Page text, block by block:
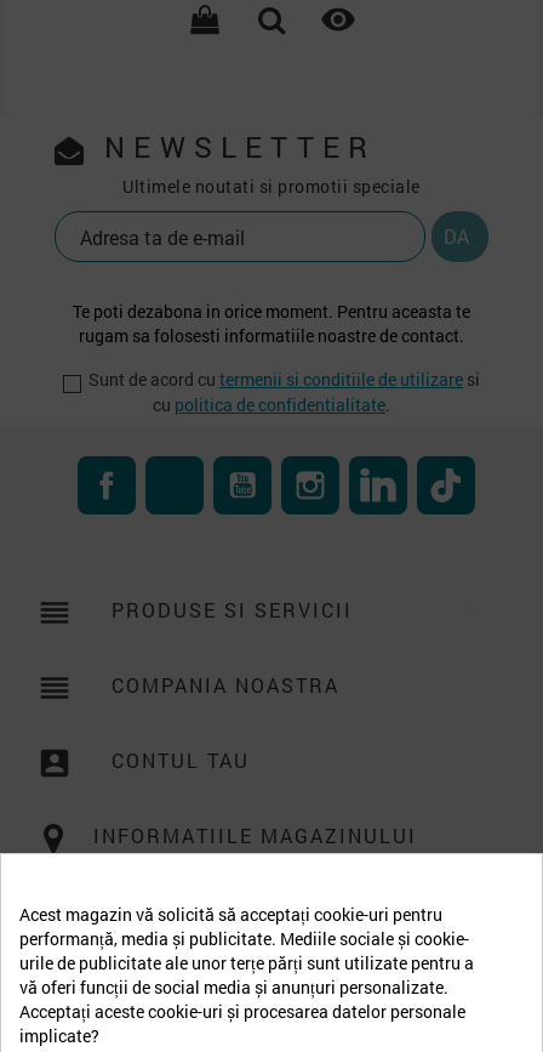

NEWSLETTER
Ultimele noutati si promotii speciale
Te poti dezabona in orice moment. Pentru aceasta te
rugam sa folosesti informatiile noastre de contact.
Sunt de acord cu termenii si conditiile de utilizare si
cu politica de confidentialitate.
FacebookRSS YouTube InstagramLinkedIn
reorder PRODUSE SI SERVICII
reorder COMPANIA NOASTRA
account_box CONTUL TAU
INFORMATIILE MAGAZINULUI
Acest magazin vă solicită să acceptați cookie-uri pentru
performanță, media și publicitate. Mediile sociale și cookie-
urile de publicitate ale unor terțe părți sunt utilizate pentru a
vă oferi funcții de social media și anunțuri personalizate.
Acceptați aceste cookie-uri și procesarea datelor personale
implicate?